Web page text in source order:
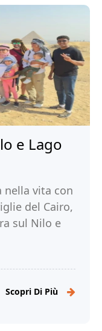
e Lago
nella vita con
del Cairo,
sul Nilo e
Scopri Di Più